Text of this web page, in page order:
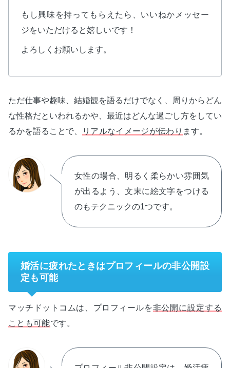
もし興味を持ってもらえたら、いいねかメッセー
ジをいただけると嬉しいです！
よろしくお願いします。
ただ仕事や趣味、結婚観を語るだけでなく、周りからどん
な性格だといわれるかや、最近はどんな過ごし方をしてい
るかを語ることで、
リアルなイメージが伝わり ます。
女性の場合、明るく柔らかい雰囲気
が出るよう、文末に絵文字をつける
のもテクニックの1つです。
婚活に疲れたときはプロフィールの非公開設
定も可能
マッチドットコムは、プロフィールを非公開に設定する
ことも可能です。